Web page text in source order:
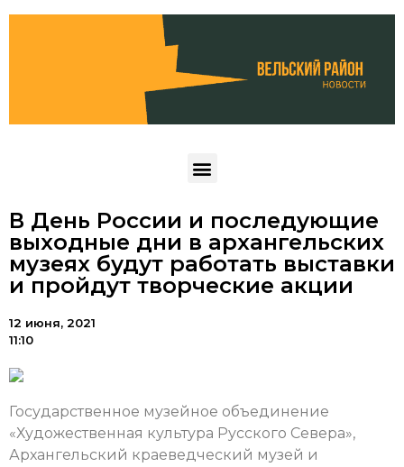
В День России и последующие
выходные дни в архангельских
музеях будут работать выставки
и пройдут творческие акции
12 июня, 2021
11:10
Государственное музейное объединение
«Художественная культура Русского Севера»,
Архангельский краеведческий музей и